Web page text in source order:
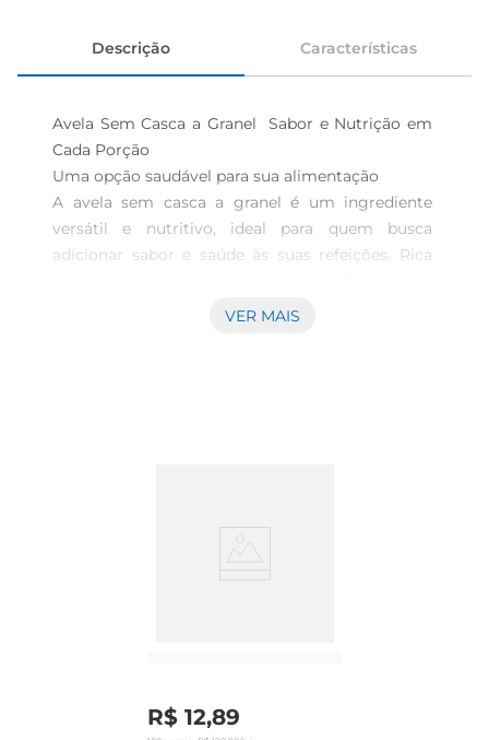
Descrição Características
Avela Sem Casca a Granel  Sabor e Nutrição em
Cada Porção
Uma opção saudável para sua alimentação
A avela sem casca a granel é um ingrediente
versátil e nutritivo, ideal para quem busca
adicionar sabor e saúde às suas refeições. Rica
oleaginosa é perfeita para ser utilizada em
de vitamina E, um poderoso antioxidante que
saúde do coração.
VER MAIS
R$ 12,89